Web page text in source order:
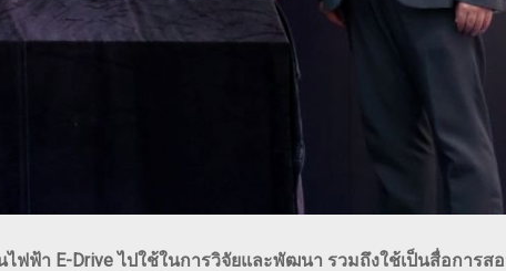
ไฟฟ้า E-Drive ไปใช้ในการวิจัยและพัฒนา รวมถึงใช้เป็นสื่อการ